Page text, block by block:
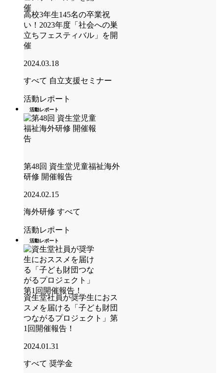
高校3年生145名の卒業祝
い！2023年度「社会への巣
立ちフェスティバル」を開
催
2024.03.18
すべて 自立支援セミナー
活動レポート
活動レポート
第48回 資生堂児童福祉海外
研修 開催報告
2024.02.15
海外研修 すべて
活動レポート
活動レポート
資生堂社員が奨学生におス
スメを届ける「子ども財団
つながるプロジェクト」第
1回開催報告！
2024.01.31
すべて 奨学金